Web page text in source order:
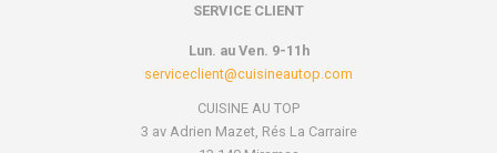
SERVICE CLIENT
Lun. au Ven. 9-11h
serviceclient@cuisineautop.com
CUISINE AU TOP
3 av Adrien Mazet, Rés La Carraire